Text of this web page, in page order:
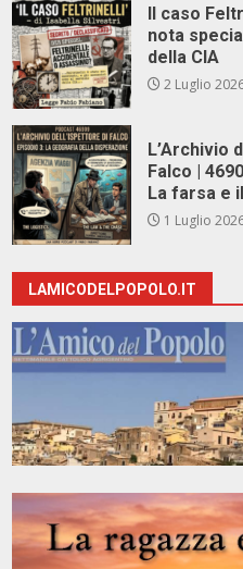
Il caso
nota
della CIA
2 Luglio
L’Archivio
Falco |
La farsa e
1 Luglio
LAMICODELPOPOLO.IT